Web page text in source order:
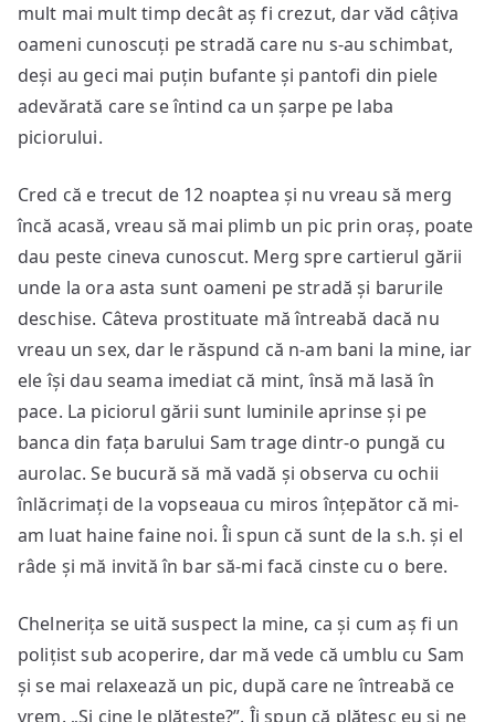
mult mai mult timp decât aș fi crezut, dar văd câțiva
oameni cunoscuți pe stradă care nu s-au schimbat,
deși au geci mai puțin bufante și pantofi din piele
adevărată care se întind ca un șarpe pe laba
piciorului.
Cred că e trecut de 12 noaptea și nu vreau să merg
încă acasă, vreau să mai plimb un pic prin oraș, poate
dau peste cineva cunoscut. Merg spre cartierul gării
unde la ora asta sunt oameni pe stradă și barurile
deschise. Câteva prostituate mă întreabă dacă nu
vreau un sex, dar le răspund că n-am bani la mine, iar
ele își dau seama imediat că mint, însă mă lasă în
pace. La piciorul gării sunt luminile aprinse și pe
banca din fața barului Sam trage dintr-o pungă cu
aurolac. Se bucură să mă vadă și observa cu ochii
înlăcrimați de la vopseaua cu miros înțepător că mi-
am luat haine faine noi. Îi spun că sunt de la s.h. și el
râde și mă invită în bar să-mi facă cinste cu o bere.
Chelnerița se uită suspect la mine, ca și cum aș fi un
polițist sub acoperire, dar mă vede că umblu cu Sam
și se mai relaxează un pic, după care ne întreabă ce
vrem. „Și cine le plătește?”. Îi spun că plătesc eu și ne